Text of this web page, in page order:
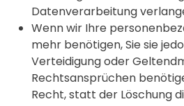
Datenverarbeitung
Wenn wir Ihre
mehr benötigen, Sie sie
Verteidigung oder
Rechtsansprüchen
Recht, statt der Löschung